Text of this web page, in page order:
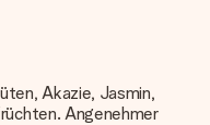
Akazie, Jasmin,
Angenehmer